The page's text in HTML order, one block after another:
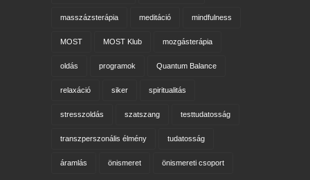
masszázsterápia meditáció mindfulness
MOST MOST Klub mozgásterápia
oldás programok Quantum Balance
relaxáció siker spiritualitás
stresszoldás szatszang testtudatosság
transzperszonális élmény tudatosság
áramlás önismeret önismereti csoport